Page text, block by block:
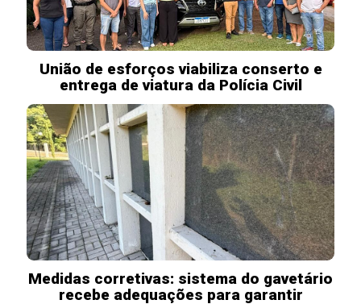
União de esforços viabiliza conserto e
entrega de viatura da Polícia Civil
Medidas corretivas: sistema do gavetário
recebe adequações para garantir